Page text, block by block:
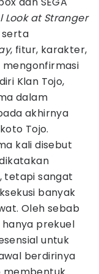
Look at Stranger
, fitur, karakter,
mengonfirmasi
Klan Tojo,
dalam
akhirnya
Tojo.
kali disebut
tetapi sangat
banyak
Oleh sebab
prekuel
untuk
berdirinya